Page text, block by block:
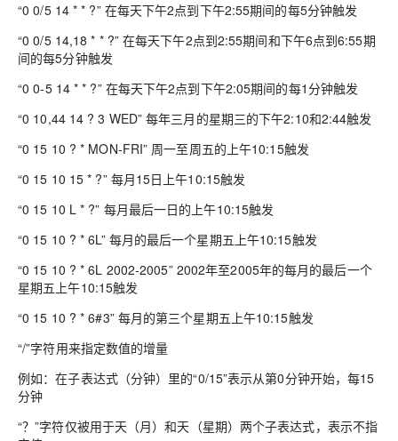
“0 0/5 14 * * ?” 在每天下午2点到下午2:55期间的每5分钟触发
“0 0/5 14,18 * * ?” 在每天下午2点到2:55期间和下午6点到6:55期
间的每5分钟触发
“0 0-5 14 * * ?” 在每天下午2点到下午2:05期间的每1分钟触发
“0 10,44 14 ? 3 WED” 每年三月的星期三的下午2:10和2:44触发
“0 15 10 ? * MON-FRI” 周一至周五的上午10:15触发
“0 15 10 15 * ?” 每月15日上午10:15触发
“0 15 10 L * ?” 每月最后一日的上午10:15触发
“0 15 10 ? * 6L” 每月的最后一个星期五上午10:15触发
“0 15 10 ? * 6L 2002-2005” 2002年至2005年的每月的最后一个
星期五上午10:15触发
“0 15 10 ? * 6#3” 每月的第三个星期五上午10:15触发
“/”字符用来指定数值的增量
例如：在子表达式（分钟）里的“0/15”表示从第0分钟开始，每15
分钟
“？”字符仅被用于天（月）和天（星期）两个子表达式，表示不指